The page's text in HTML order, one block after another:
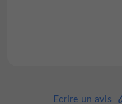
Ecrire un avis
Ecrire un avis